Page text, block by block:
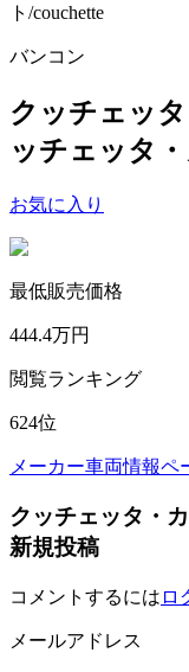
ト/couchette
バンコン
クッチェッ
ッチェッタ
お気に入り
最低販売価格
444.4万円
閲覧ランキング
624位
メーカー車両情報ペ
クッチェッタ・
新規投稿
コメントするには ロ
メールアドレス